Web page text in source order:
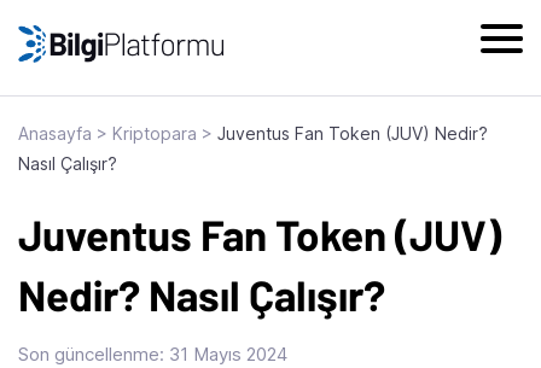
Anasayfa > Kriptopara > Juventus Fan Token (JUV) Nedir?
Nasıl Çalışır?
Juventus Fan Token (JUV)
Nedir? Nasıl Çalışır?
Son güncellenme: 31 Mayıs 2024